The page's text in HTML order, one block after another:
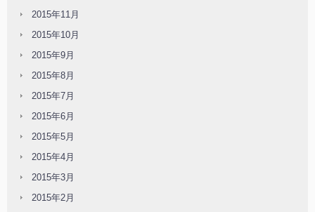
2015年11月
2015年10月
2015年9月
2015年8月
2015年7月
2015年6月
2015年5月
2015年4月
2015年3月
2015年2月